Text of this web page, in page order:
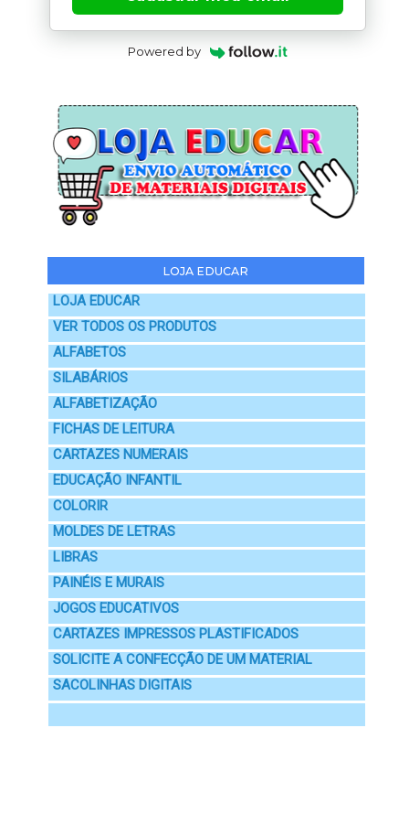
Powered by
LOJA EDUCAR
LOJA EDUCAR
VER TODOS OS PRODUTOS
ALFABETOS
SILABÁRIOS
ALFABETIZAÇÃO
FICHAS DE LEITURA
CARTAZES NUMERAIS
EDUCAÇÃO INFANTIL
COLORIR
MOLDES DE LETRAS
LIBRAS
PAINÉIS E MURAIS
JOGOS EDUCATIVOS
CARTAZES IMPRESSOS PLASTIFICADOS
SOLICITE A CONFECÇÃO DE UM MATERIAL
SACOLINHAS DIGITAIS